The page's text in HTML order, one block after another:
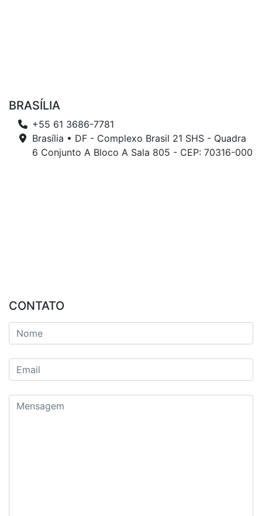
BRASÍLIA
+55 61 3686-7781
Brasília • DF - Complexo Brasil 21 SHS - Quadra
6 Conjunto A Bloco A Sala 805 - CEP: 70316-000
CONTATO